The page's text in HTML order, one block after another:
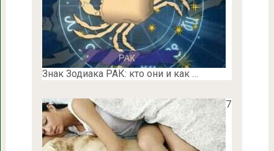
Знак Зодиака РАК: кто они и как …
7